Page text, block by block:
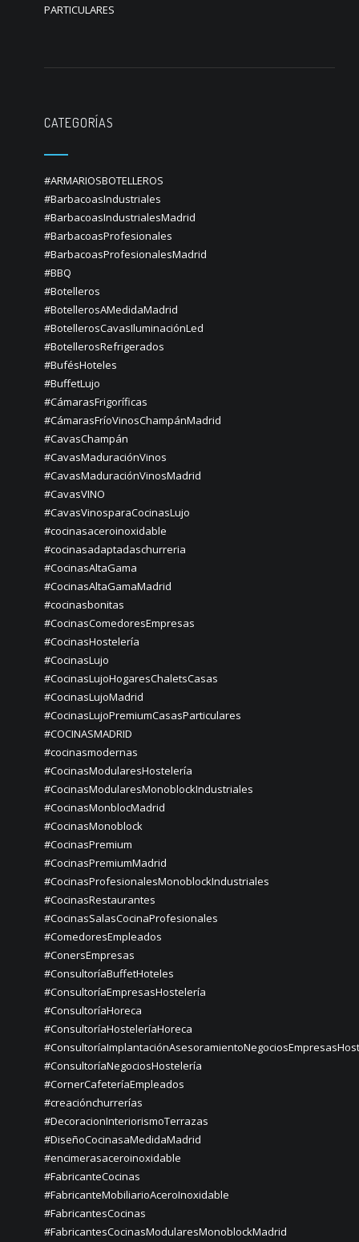
PARTICULARES
CATEGORÍAS
#ARMARIOSBOTELLEROS
#BarbacoasIndustriales
#BarbacoasIndustrialesMadrid
#BarbacoasProfesionales
#BarbacoasProfesionalesMadrid
#BBQ
#Botelleros
#BotellerosAMedidaMadrid
#BotellerosCavasIluminaciónLed
#BotellerosRefrigerados
#BufésHoteles
#BuffetLujo
#CámarasFrigoríficas
#CámarasFríoVinosChampánMadrid
#CavasChampán
#CavasMaduraciónVinos
#CavasMaduraciónVinosMadrid
#CavasVINO
#CavasVinosparaCocinasLujo
#cocinasaceroinoxidable
#cocinasadaptadaschurreria
#CocinasAltaGama
#CocinasAltaGamaMadrid
#cocinasbonitas
#CocinasComedoresEmpresas
#CocinasHostelería
#CocinasLujo
#CocinasLujoHogaresChaletsCasas
#CocinasLujoMadrid
#CocinasLujoPremiumCasasParticulares
#COCINASMADRID
#cocinasmodernas
#CocinasModularesHostelería
#CocinasModularesMonoblockIndustriales
#CocinasMonblocMadrid
#CocinasMonoblock
#CocinasPremium
#CocinasPremiumMadrid
#CocinasProfesionalesMonoblockIndustriales
#CocinasRestaurantes
#CocinasSalasCocinaProfesionales
#ComedoresEmpleados
#ConersEmpresas
#ConsultoríaBuffetHoteles
#ConsultoríaEmpresasHostelería
#ConsultoríaHoreca
#ConsultoríaHosteleríaHoreca
#ConsultoríaNegociosHostelería
#CornerCafeteríaEmpleados
#creaciónchurrerías
#DecoracionInteriorismoTerrazas
#DiseñoCocinasaMedidaMadrid
#encimerasaceroinoxidable
#FabricanteCocinas
#FabricanteMobiliarioAceroInoxidable
#FabricantesCocinas
#FabricantesCocinasModularesMonoblockMadrid